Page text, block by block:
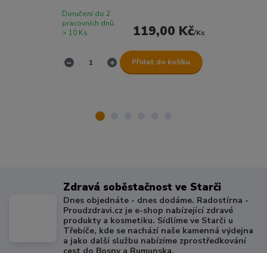
119,00 Kč/Ks
Doručení do 2
pracovních dnů.
> 10 Ks
Přidat do košíku
Zdravá soběstačnost ve Starči
Dnes objednáte - dnes dodáme. Radostírna -
Proudzdravi.cz je e-shop nabízející zdravé
produkty a kosmetiku. Sídlíme ve Starči u
Třebíče, kde se nachází naše kamenná výdejna
a jako další službu nabízíme zprostředkování